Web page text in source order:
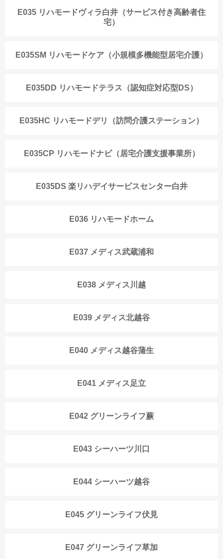
E035 リハモードヴィラ白井（サービス付き高齢者住
宅）
E035SM リハモードケア（小規模多機能型居宅介護）
E035DD リハモードテラス（認知症対応型DS）
E035HC リハモードデリ（訪問介護ステーション）
E035CP リハモードナビ（居宅介護支援事業所）
E035DS 楽リハデイサービスセンター白井
E036 リハモードホーム
E037 メディス武蔵浦和
E038 メディス川越
E039 メディス北越谷
E040 メディス越谷蒲生
E041 メディス足立
E042 グリーンライフ蕨
E043 シーハーツ川口
E044 シーハーツ越谷
E045 グリーンライフ伏見
E047 グリーンライフ草加